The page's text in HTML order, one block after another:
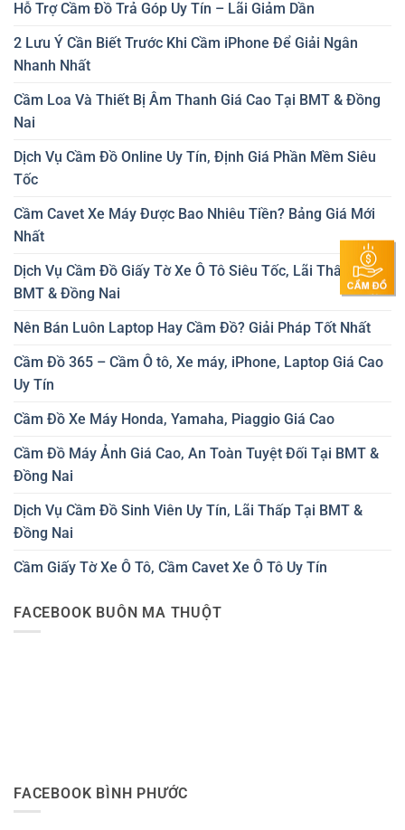
Hỗ Trợ Cầm Đồ Trả Góp Uy Tín – Lãi Giảm Dần
2 Lưu Ý Cần Biết Trước Khi Cầm iPhone Để Giải Ngân
Nhanh Nhất
Cầm Loa Và Thiết Bị Âm Thanh Giá Cao Tại BMT & Đồng
Nai
Dịch Vụ Cầm Đồ Online Uy Tín, Định Giá Phần Mềm Siêu
Tốc
Cầm Cavet Xe Máy Được Bao Nhiêu Tiền? Bảng Giá Mới
Nhất
Dịch Vụ Cầm Đồ Giấy Tờ Xe Ô Tô Siêu Tốc, Lãi Thấp Tại
BMT & Đồng Nai
Nên Bán Luôn Laptop Hay Cầm Đồ? Giải Pháp Tốt Nhất
Cầm Đồ 365 – Cầm Ô tô, Xe máy, iPhone, Laptop Giá Cao
Uy Tín
Cầm Đồ Xe Máy Honda, Yamaha, Piaggio Giá Cao
Cầm Đồ Máy Ảnh Giá Cao, An Toàn Tuyệt Đối Tại BMT &
Đồng Nai
Dịch Vụ Cầm Đồ Sinh Viên Uy Tín, Lãi Thấp Tại BMT &
Đồng Nai
Cầm Giấy Tờ Xe Ô Tô, Cầm Cavet Xe Ô Tô Uy Tín
FACEBOOK BUÔN MA THUỘT
FACEBOOK BÌNH PHƯỚC